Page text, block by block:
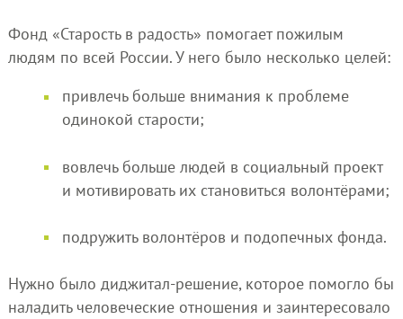
Фонд «Старость в радость» помогает пожилым
людям по всей России. У него было несколько целей:
привлечь больше внимания к проблеме
одинокой старости;
вовлечь больше людей в социальный проект
и мотивировать их становиться волонтёрами;
подружить волонтёров и подопечных фонда.
Нужно было диджитал-решение, которое помогло бы
наладить человеческие отношения и заинтересовало